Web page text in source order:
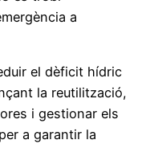
a
el dèficit hídric
la reutilització,
i gestionar els
a garantir la